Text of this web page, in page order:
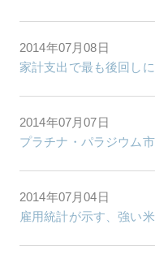
2014年07月08日
家計支出で最も後回し
2014年07月07日
プラチナ・パラジウム
2014年07月04日
雇用統計が示す、強い